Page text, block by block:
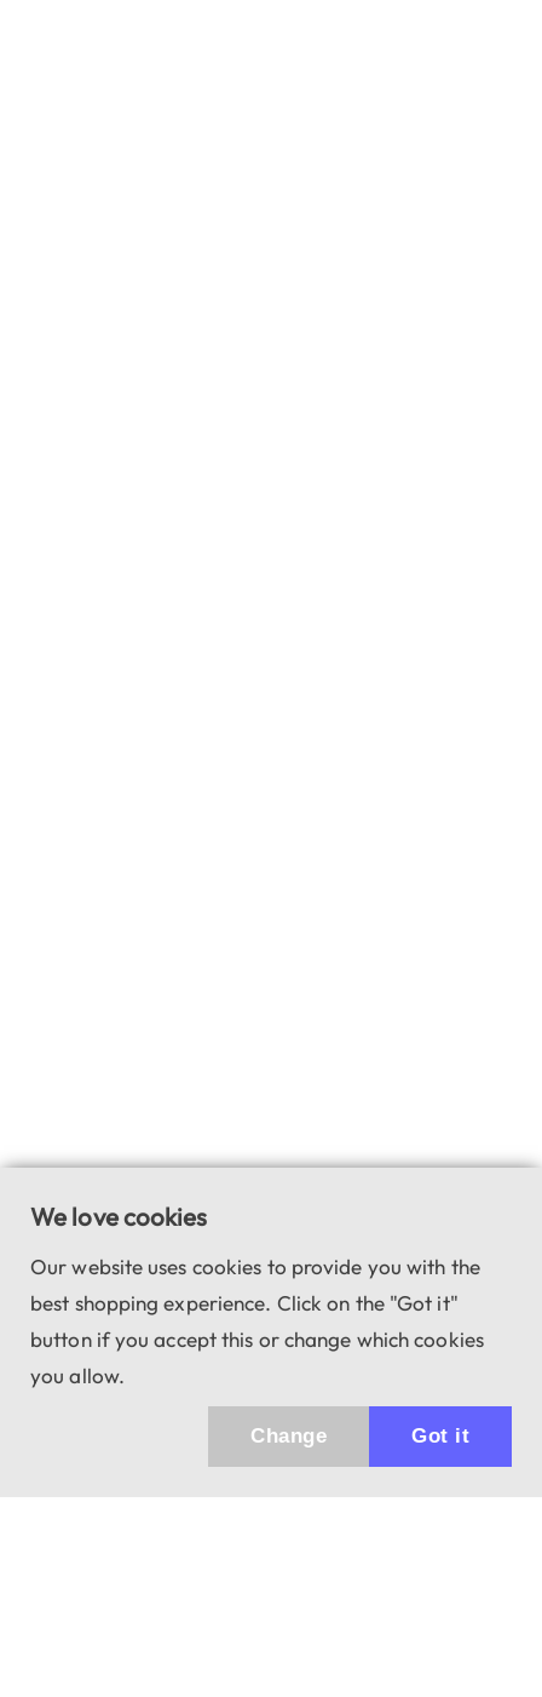
We love cookies
Our website uses cookies to provide you with the
best shopping experience. Click on the "Got it"
button if you accept this or change which cookies
you allow.
Got it
Change